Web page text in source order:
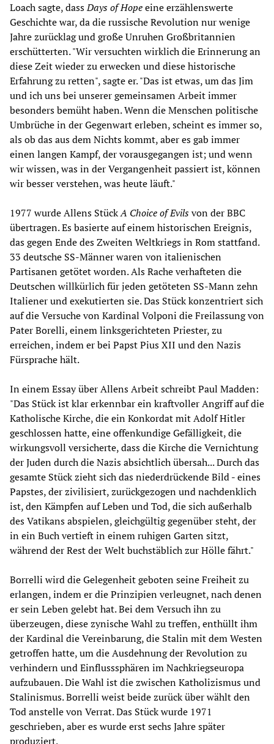
Loach sagte, dassDays of Hopeeine erzählenswerte
Geschichte war, da die russische Revolution nur wenige
Jahre zurücklag und große Unruhen Großbritannien
erschütterten. "Wir versuchten wirklich die Erinnerung an
diese Zeit wieder zu erwecken und diese historische
Erfahrung zu retten", sagte er. "Das ist etwas, um das Jim
und ich uns bei unserer gemeinsamen Arbeit immer
besonders bemüht haben. Wenn die Menschen politische
Umbrüche in der Gegenwart erleben, scheint es immer so,
als ob das aus dem Nichts kommt, aber es gab immer
einen langen Kampf, der vorausgegangen ist; und wenn
wir wissen, was in der Vergangenheit passiert ist, können
wir besser verstehen, was heute läuft."
1977 wurde Allens StückA Choice of Evilsvon der BBC
übertragen. Es basierte auf einem historischen Ereignis,
das gegen Ende des Zweiten Weltkriegs in Rom stattfand.
33 deutsche SS-Männer waren von italienischen
Partisanen getötet worden. Als Rache verhafteten die
Deutschen willkürlich für jeden getöteten SS-Mann zehn
Italiener und exekutierten sie. Das Stück konzentriert sich
auf die Versuche von Kardinal Volponi die Freilassung von
Pater Borelli, einem linksgerichteten Priester, zu
erreichen, indem er bei Papst Pius XII und den Nazis
Fürsprache hält.
In einem Essay über Allens Arbeit schreibt Paul Madden:
"Das Stück ist klar erkennbar ein kraftvoller Angriff auf die
Katholische Kirche, die ein Konkordat mit Adolf Hitler
geschlossen hatte, eine offenkundige Gefälligkeit, die
wirkungsvoll versicherte, dass die Kirche die Vernichtung
der Juden durch die Nazis absichtlich übersah... Durch das
gesamte Stück zieht sich das niederdrückende Bild - eines
Papstes, der zivilisiert, zurückgezogen und nachdenklich
ist, den Kämpfen auf Leben und Tod, die sich außerhalb
des Vatikans abspielen, gleichgültig gegenüber steht, der
in ein Buch vertieft in einem ruhigen Garten sitzt,
während der Rest der Welt buchstäblich zur Hölle fährt."
Borrelli wird die Gelegenheit geboten seine Freiheit zu
erlangen, indem er die Prinzipien verleugnet, nach denen
er sein Leben gelebt hat. Bei dem Versuch ihn zu
überzeugen, diese zynische Wahl zu treffen, enthüllt ihm
der Kardinal die Vereinbarung, die Stalin mit dem Westen
getroffen hatte, um die Ausdehnung der Revolution zu
verhindern und Einflusssphären im Nachkriegseuropa
aufzubauen. Die Wahl ist die zwischen Katholizismus und
Stalinismus. Borrelli weist beide zurück über wählt den
Tod anstelle von Verrat. Das Stück wurde 1971
geschrieben, aber es wurde erst sechs Jahre später
produziert.